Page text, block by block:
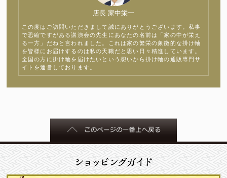
店長 家中栄一
この度はご訪問いただきまして誠にありがとうございます。私事
で恐縮ですがある講演会の先生にあなたの名前は「家の中が栄え
る一方」だねと言われました。これは家の繁栄の象徴的な掛け軸
を皆様にお届けするのは私の天職だと思い日々精進しています。
全国の方に掛け軸を届けたいという想いから掛け軸の通販専門サ
イトを運営しております。